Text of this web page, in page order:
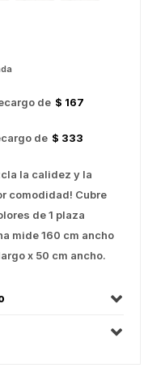
de $ 167
de $ 333
la calidez y la
comodidad! Cubre
de 1 plaza
mide 160 cm ancho
x 50 cm ancho.